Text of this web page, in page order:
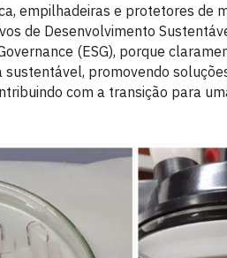
empilhadeiras e protetores de
de Desenvolvimento
(ESG), porque
promovendo
com a transição para